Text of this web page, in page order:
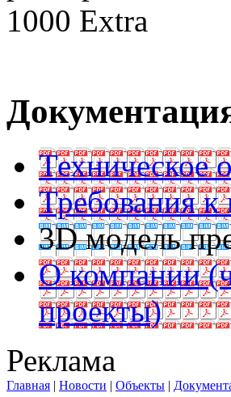
Техническое
Требования
3D модель
О компании
проекты)
Реклама
Главная | Новости | Объекты |